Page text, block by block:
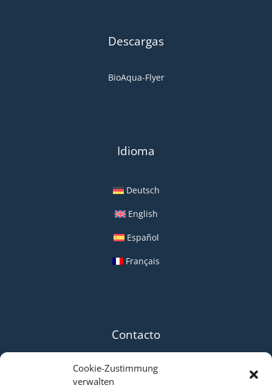
Cookie-Zustimmung
verwalten
Descargas
BioAqua-Flyer
Idioma
Deutsch
English
Español
Français
Contacto
BioAqua